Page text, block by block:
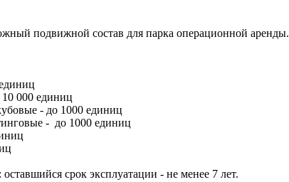
подвижной состав для парка операционной аренды.
000 единиц
- до 1000 единиц
- до 1000 единиц
срок эксплуатации - не менее 7 лет.